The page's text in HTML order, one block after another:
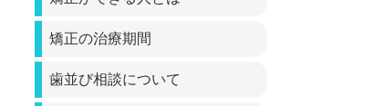
矯正の治療期間
歯並び相談について